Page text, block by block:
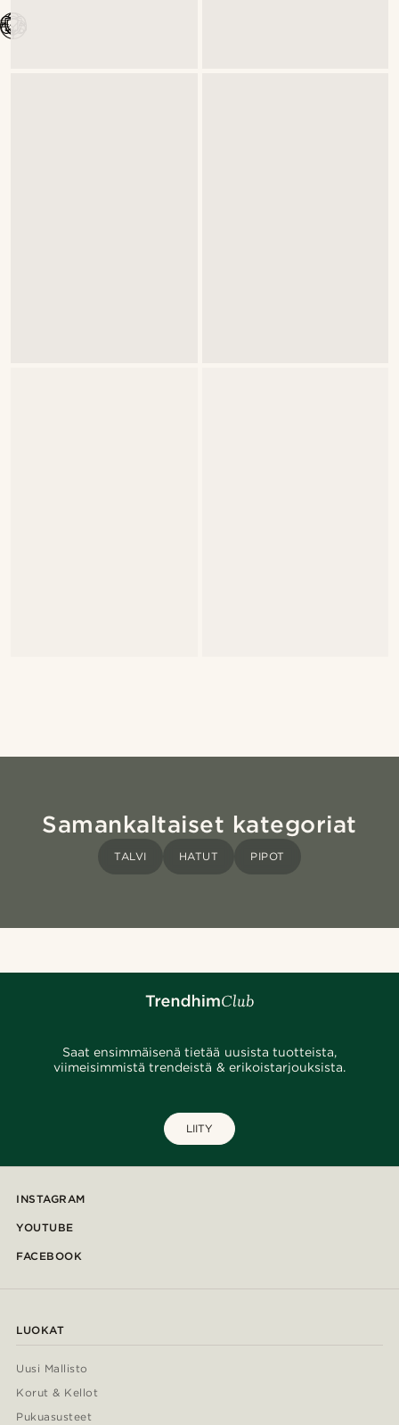
Samankaltaiset kategoriat
TALVI HATUT PIPOT
Saat ensimmäisenä tietää uusista tuotteista,
viimeisimmistä trendeistä & erikoistarjouksista.
LIITY
INSTAGRAM
YOUTUBE
FACEBOOK
LUOKAT
Uusi Mallisto
Korut & Kellot
Pukuasusteet